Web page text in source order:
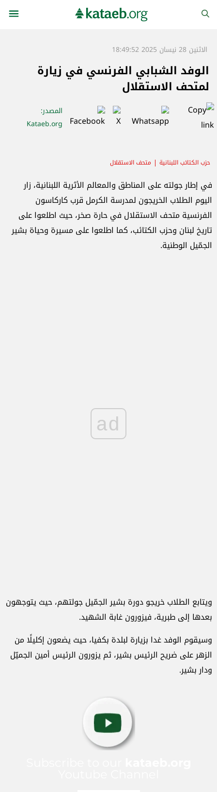
الاثنين 28 نيسان 2025 18:49:52
الوفد الشبابي الفرنسي في زيارة
لمتحف الاستقلال
المصدر:
Kataeb.org
حزب الكتائب اللبنانية متحف الاستقلال
في إطار جولته على المناطق والمعالم الأثرية اللبنانية، زار
اليوم الطلاب الخريجون لمدرسة الكرمل قرب كاركاسون
الفرنسية متحف الاستقلال في حارة صخر، حيث اطلعوا على
تاريخ لبنان وحزب الكتائب، كما اطلعوا على مسيرة وحياة بشير
الجمّيل الوطنية.
ad
ويتابع الطلاب خريجو دورة بشير الجمّيل جولتهم، حيث يتوجهون
بعدها إلى طبرية، فيزورون غابة الشهيد.
وسيقوم الوفد غدا بزيارة لبلدة بكفيا، حيث يضعون إكليلًا من
الزهر على ضريح الرئيس بشير، ثم يزورون الرئيس أمين الجميّل
ودار بشير.